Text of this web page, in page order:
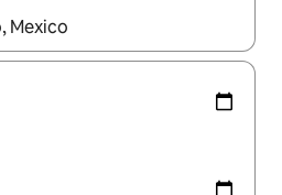
lëviz me butonat e